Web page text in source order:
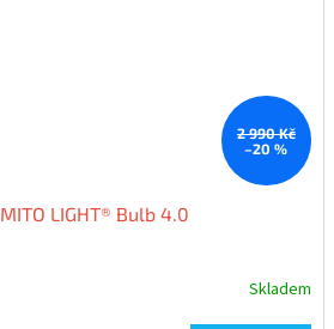
2 990 Kč
–20 %
MITO LIGHT® Bulb 4.0
Skladem